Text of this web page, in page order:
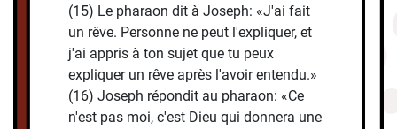
(15) Le pharaon dit à Joseph: «J'ai fait
un rêve. Personne ne peut l'expliquer, et
j'ai appris à ton sujet que tu peux
expliquer un rêve après l'avoir entendu.»
(16) Joseph répondit au pharaon: «Ce
n'est pas moi, c'est Dieu qui donnera une